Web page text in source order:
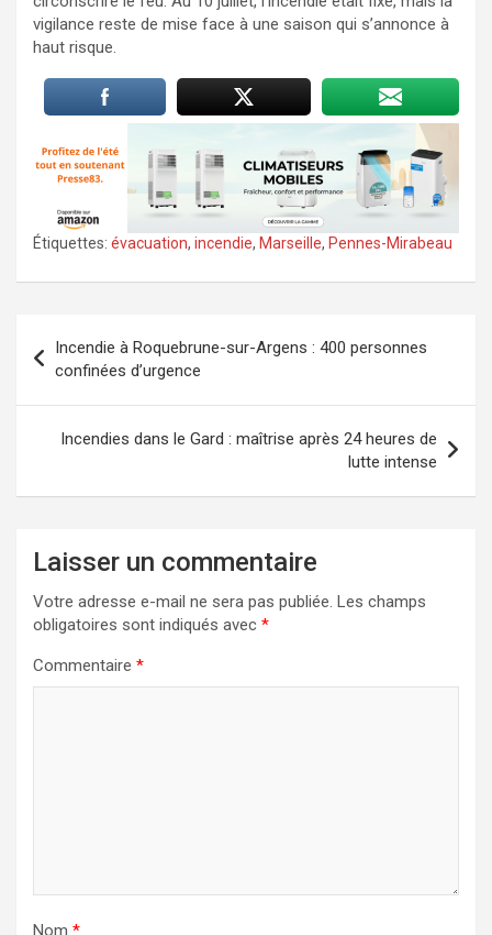
vigilance reste de mise face à une saison qui s’annonce à
haut risque.
Étiquettes: évacuation, incendie, Marseille, Pennes-Mirabeau
de
l’article
Incendie à Roquebrune-sur-Argens : 400 personnes
confinées d’urgence
Incendies dans le Gard : maîtrise après 24 heures de
lutte intense
Laisser un commentaire
Votre adresse e-mail ne sera pas publiée. Les champs
obligatoires sont indiqués avec *
Commentaire *
Nom *